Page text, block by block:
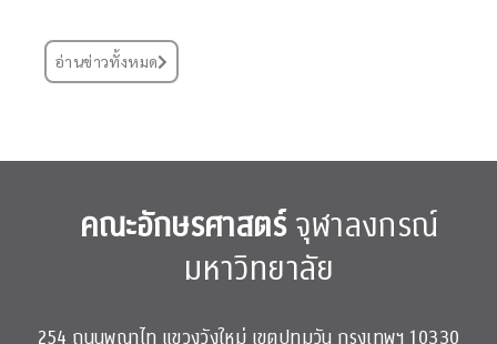
อ่านข่าวทั้งหมด
คณะอักษรศาสตร์จุฬาลงกรณ์
มหาวิทยาลัย
254 ถนนพญาไท แขวงวังใหม่ เขตปทุมวัน กรุงเทพฯ 10330